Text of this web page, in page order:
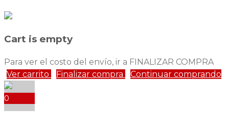
Cart is empty
Para ver el costo del envío, ir a FINALIZAR COMPRA
Ver carrito
Finalizar compra Continuar comprando
0